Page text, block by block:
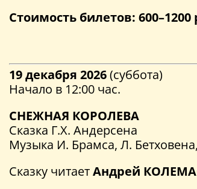
Стоимость билетов: 600–1200
19 декабря 2026(суббота)
Начало в 12:00 час.
СНЕЖНАЯ КОРОЛЕВА
Сказка Г.Х. Андерсена
Музыка И. Брамса, Л.
Сказку читаетАндрей